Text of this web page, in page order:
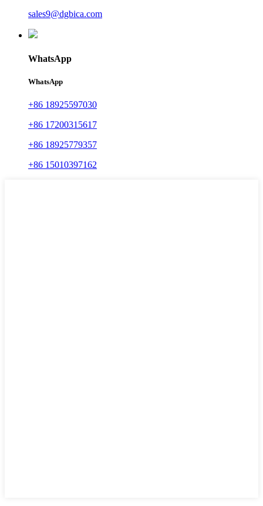
sales9@dgbica.com
WhatsApp
WhatsApp
+86 18925597030
+86 17200315617
+86 18925779357
+86 15010397162